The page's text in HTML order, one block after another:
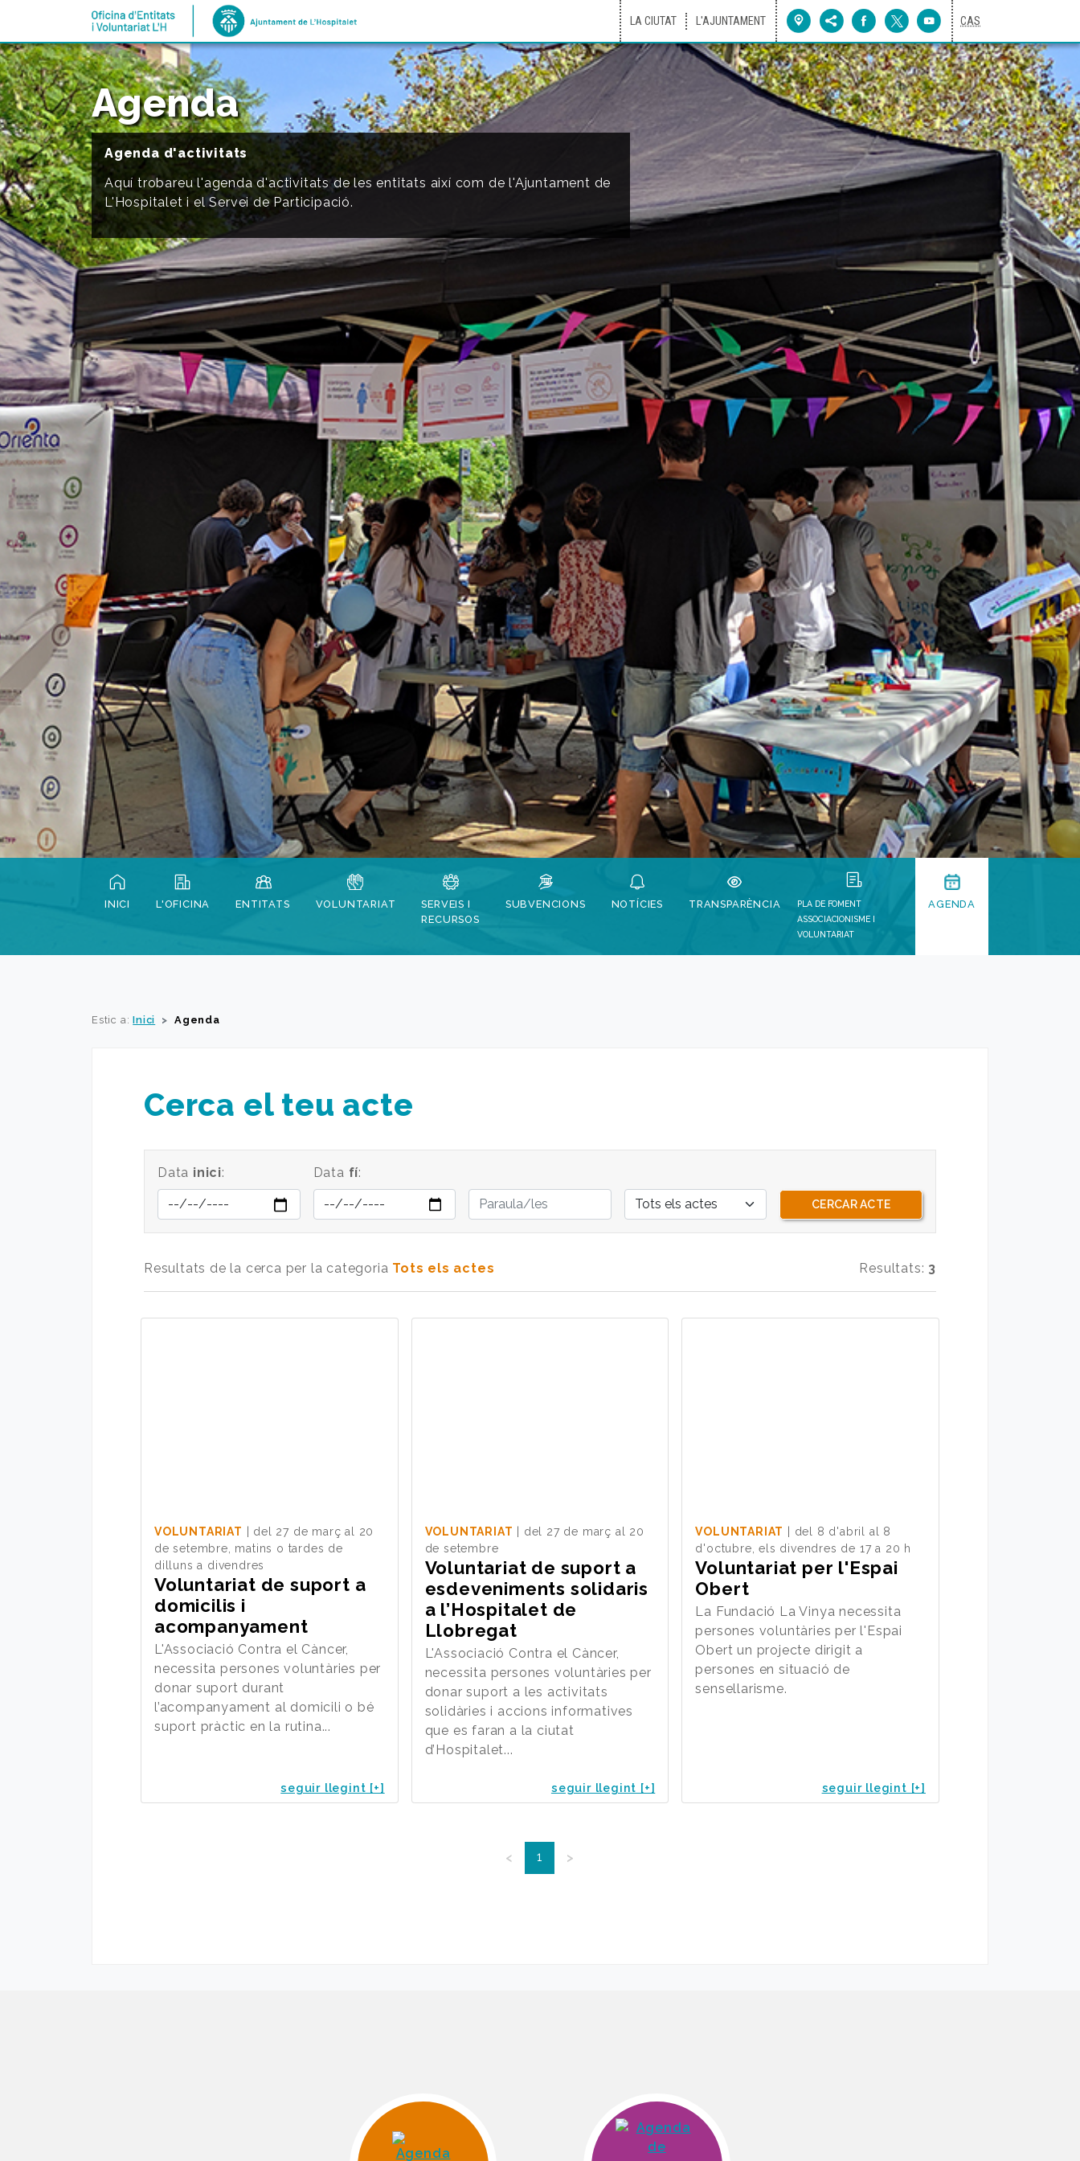
ANAR A INICI LA CIUTAT L'AJUNTAMENT CAS
Agenda
Agenda d'activitats
Aquí trobareu l'agenda d'activitats de les entitats així com de l'Ajuntament de
L'Hospitalet i el Servei de Participació.
INICI L'OFICINA ENTITATS VOLUNTARIAT
SERVEIS I
RECURSOS
SUBVENCIONS NOTÍCIES TRANSPARÈNCIA
PLA DE FOMENT
ASSOCIACIONISME I
VOLUNTARIAT
AGENDA
Estic a:Inici Agenda
Cerca el teu acte
Data inici: Data fí:
Resultats de la cerca per la categoria Tots els actes Resultats: 3
VOLUNTARIAT
| del 27 de març al 20
de setembre, matins o tardes de
dilluns a divendres
Voluntariat de suport a
domicilis i
acompanyament
L'Associació Contra el Càncer,
necessita persones voluntàries per
donar suport durant
l’acompanyament al domicili o bé
suport pràctic en la rutina...
seguir llegint [+]
VOLUNTARIAT | del 27 de març al 20
de setembre
Voluntariat de suport a
esdeveniments solidaris
a l’Hospitalet de
Llobregat
L'Associació Contra el Càncer,
necessita persones voluntàries per
donar suport a les activitats
solidàries i accions informatives
que es faran a la ciutat
d’Hospitalet...
seguir llegint [+]
VOLUNTARIAT
| del 8 d'abril al 8
d'octubre, els divendres de 17 a 20 h
Voluntariat per l'Espai
Obert
La Fundació La Vinya necessita
persones voluntàries per l'Espai
Obert un projecte dirigit a
persones en situació de
sensellarisme.
seguir llegint [+]
< 1 >